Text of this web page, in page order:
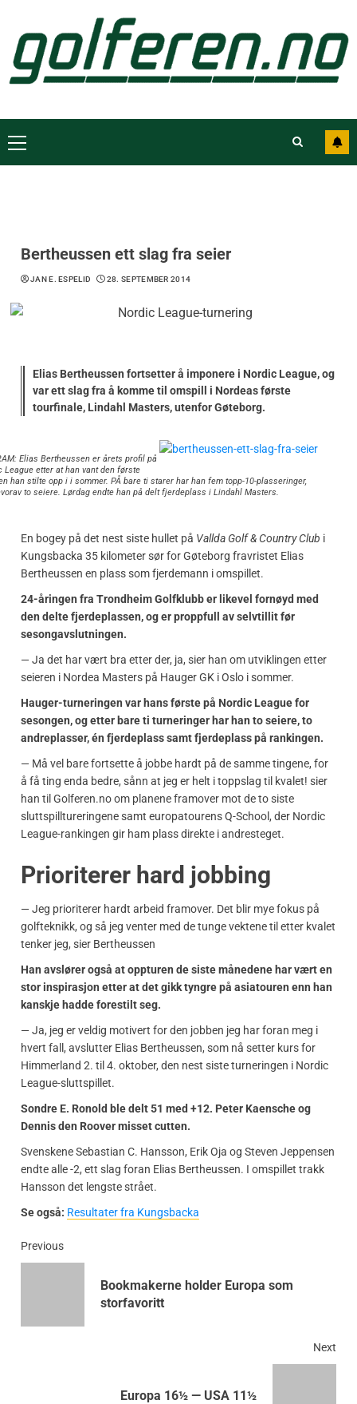
Bertheussen ett slag fra seier
JAN E. ESPELID 28. SEPTEMBER 2014
Elias Bertheussen fortsetter å imponere i Nordic League, og
var ett slag fra å komme til omspill i Nordeas første
tourfinale, Lindahl Masters, utenfor Gøteborg.
Elias Bertheussen er årets profil på
League etter at han vant den første
han stilte opp i i sommer. PÅ bare ti starer har han fem topp-10-plasseringer,
to seiere. Lørdag endte han på delt fjerdeplass i Lindahl Masters.
En bogey på det nest siste hullet på Vallda Golf & Country Club i
Kungsbacka 35 kilometer sør for Gøteborg fravristet Elias
Bertheussen en plass som fjerdemann i omspillet.
24-åringen fra Trondheim Golfklubb er likevel fornøyd med
den delte fjerdeplassen, og er proppfull av selvtillit før
sesongavslutningen.
— Ja det har vært bra etter der, ja, sier han om utviklingen etter
seieren i Nordea Masters på Hauger GK i Oslo i sommer.
Hauger-turneringen var hans første på Nordic League for
sesongen, og etter bare ti turneringer har han to seiere, to
andreplasser, én fjerdeplass samt fjerdeplass på rankingen.
— Må vel bare fortsette å jobbe hardt på de samme tingene, for
å få ting enda bedre, sånn at jeg er helt i toppslag til kvalet! sier
han til Golferen.no om planene framover mot de to siste
sluttspilltureringene samt europatourens Q-School, der Nordic
League-rankingen gir ham plass direkte i andresteget.
Prioriterer hard jobbing
— Jeg prioriterer hardt arbeid framover. Det blir mye fokus på
golfteknikk, og så jeg venter med de tunge vektene til etter kvalet
tenker jeg, sier Bertheussen
Han avslører også at oppturen de siste månedene har vært en
stor inspirasjon etter at det gikk tyngre på asiatouren enn han
kanskje hadde forestilt seg.
— Ja, jeg er veldig motivert for den jobben jeg har foran meg i
hvert fall, avslutter Elias Bertheussen, som nå setter kurs for
Himmerland 2. til 4. oktober, den nest siste turneringen i Nordic
League-sluttspillet.
Sondre E. Ronold ble delt 51 med +12. Peter Kaensche og
Dennis den Roover misset cutten.
Svenskene Sebastian C. Hansson, Erik Oja og Steven Jeppensen
endte alle -2, ett slag foran Elias Bertheussen. I omspillet trakk
Hansson det lengste strået.
Se også: Resultater fra Kungsbacka
Previous
Bookmakerne holder Europa som
storfavoritt
Next
Europa 16½ — USA 11½